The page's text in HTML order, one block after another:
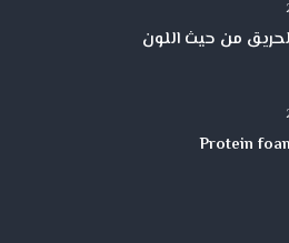
من حيث اللون